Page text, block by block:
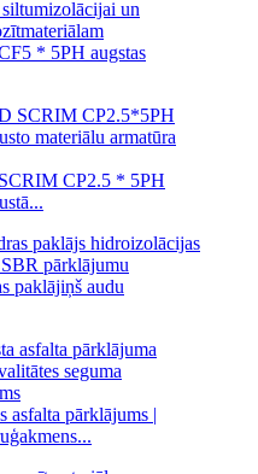
* 5PH augstas
CP2.5 * 5PH
paklājiņš audu
asfalta pārklājums |